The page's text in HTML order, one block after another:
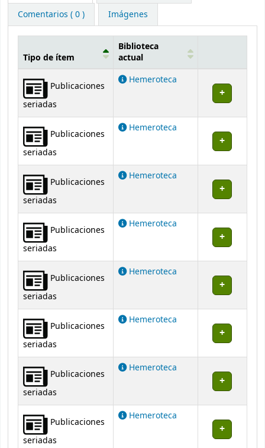
Comentarios ( 0 )
Imágenes
Existencias
Tipo de ítem
Biblioteca
actual
Publicaciones
seriadas
Hemeroteca
Publicaciones
seriadas
Hemeroteca
Publicaciones
seriadas
Hemeroteca
Publicaciones
seriadas
Hemeroteca
Publicaciones
seriadas
Hemeroteca
Publicaciones
seriadas
Hemeroteca
Publicaciones
seriadas
Hemeroteca
Publicaciones
seriadas
Hemeroteca